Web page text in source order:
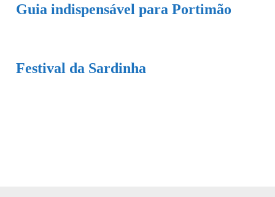
Guia indispensável para Portimão
Festival da Sardinha